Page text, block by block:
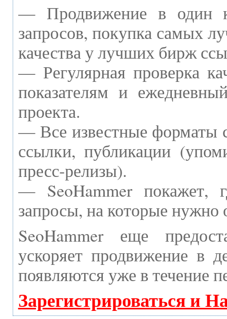
— Продвижение в один
запросов, покупка самых
качества у лучших бирж
— Регулярная проверка
показателям и
проекта.
— Все известные форматы
ссылки, публикации
пресс-релизы).
— SeoHammer покажет,
запросы, на которые нужно
SeoHammer еще
ускоряет продвижение в
появляются уже в течение
Зарегистрироваться и